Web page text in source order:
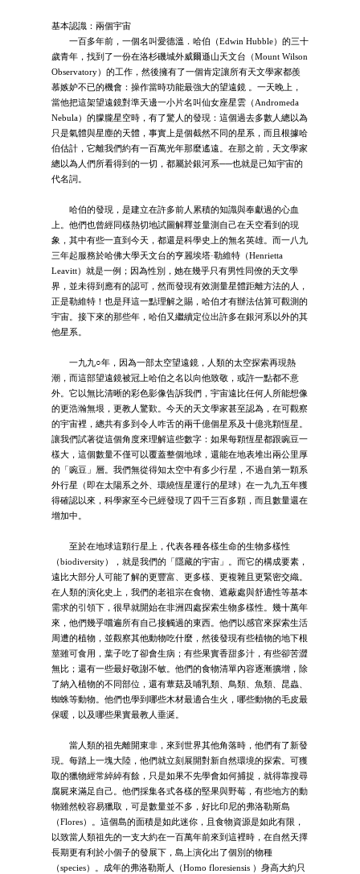
基本認識：兩個宇宙
一百多年前，一個名叫愛德溫．哈伯（Edwin Hubble）的三十
歲青年，找到了一份在洛杉磯城外威爾遜山天文台（Mount Wilson
Observatory）的工作，然後擁有了一個肯定讓所有天文學家都羨
慕嫉妒不已的機會：操作當時功能最強大的望遠鏡 。一天晚上，
當他把這架望遠鏡對準天邊一小片名叫仙女座星雲（Andromeda
Nebula）的朦朧星空時，有了驚人的發現：這個過去多數人總以為
只是氣體與星塵的天體，事實上是個截然不同的星系，而且根據哈
伯估計，它離我們約有一百萬光年那麼遙遠。在那之前，天文學家
總以為人們所看得到的一切，都屬於銀河系──也就是已知宇宙的
代名詞。
哈伯的發現，是建立在許多前人累積的知識與奉獻過的心血
上。他們也曾經同樣熱切地試圖解釋並量測自己在天空看到的現
象，其中有些一直到今天，都還是科學史上的無名英雄。而一八九
三年起服務於哈佛大學天文台的亨麗埃塔·勒維特（Henrietta
Leavitt）就是一例；因為性別，她在幾乎只有男性同僚的天文學
界，並未得到應有的認可，然而發現有效測量星體距離方法的人，
正是勒維特！也是拜這一點理解之賜，哈伯才有辦法估算可觀測的
宇宙。接下來的那些年，哈伯又繼續定位出許多在銀河系以外的其
他星系。
一九九○年，因為一部太空望遠鏡，人類的太空探索再現熱
潮，而這部望遠鏡被冠上哈伯之名以向他致敬，或許一點都不意
外。它以無比清晰的彩色影像告訴我們，宇宙遠比任何人所能想像
的更浩瀚無垠，更教人驚歎。今天的天文學家甚至認為，在可觀察
的宇宙裡，總共有多到令人咋舌的兩千億個星系及十億兆顆恆星。
讓我們試著從這個角度來理解這些數字：如果每顆恆星都跟豌豆一
樣大，這個數量不僅可以覆蓋整個地球，還能在地表堆出兩公里厚
的「豌豆」層。我們無從得知太空中有多少行星，不過自第一顆系
外行星（即在太陽系之外、環繞恆星運行的星球）在一九九五年獲
得確認以來，科學家至今已經發現了四千三百多顆，而且數量還在
增加中。
至於在地球這顆行星上，代表各種各樣生命的生物多樣性
（biodiversity），就是我們的「隱藏的宇宙」。而它的構成要素，
遠比大部分人可能了解的更豐富、更多樣、更複雜且更緊密交織。
在人類的演化史上，我們的老祖宗在食物、遮蔽處與舒適性等基本
需求的引領下，很早就開始在非洲四處探索生物多樣性。幾十萬年
來，他們幾乎嚐遍所有自己接觸過的東西。他們以感官來探索生活
周遭的植物，並觀察其他動物吃什麼，然後發現有些植物的地下根
莖雖可食用，葉子吃了卻會生病；有些果實香甜多汁，有些卻苦澀
無比；還有一些最好敬謝不敏。他們的食物清單內容逐漸擴增，除
了納入植物的不同部位，還有蕈菇及哺乳類、鳥類、魚類、昆蟲、
蜘蛛等動物。他們也學到哪些木材最適合生火，哪些動物的毛皮最
保暖，以及哪些果實最教人垂涎。
當人類的祖先離開東非，來到世界其他角落時，他們有了新發
現。每踏上一塊大陸，他們就立刻展開對新自然環境的探索。可獲
取的獵物經常綽綽有餘，只是如果不先學會如何捕捉，就得靠搜尋
腐屍來滿足自己。他們採集各式各樣的堅果與野莓，有些地方的動
物雖然較容易獵取，可是數量並不多，好比印尼的弗洛勒斯島
（Flores）。這個島的面積是如此迷你，且食物資源是如此有限，
以致當人類祖先的一支大約在一百萬年前來到這裡時，在自然天擇
長期更有利於小個子的發展下，島上演化出了個別的物種
（species）。成年的弗洛勒斯人（Homo floresiensis ）身高大約只